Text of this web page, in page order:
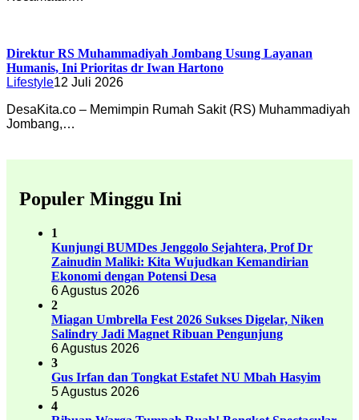
Direktur RS Muhammadiyah Jombang Usung Layanan
Humanis, Ini Prioritas dr Iwan Hartono
Lifestyle12 Juli 2026
DesaKita.co – Memimpin Rumah Sakit (RS) Muhammadiyah
Jombang,…
Populer Minggu Ini
1
Kunjungi BUMDes Jenggolo Sejahtera, Prof Dr
Zainudin Maliki: Kita Wujudkan Kemandirian
Ekonomi dengan Potensi Desa
6 Agustus 2026
2
Miagan Umbrella Fest 2026 Sukses Digelar, Niken
Salindry Jadi Magnet Ribuan Pengunjung
6 Agustus 2026
3
Gus Irfan dan Tongkat Estafet NU Mbah Hasyim
5 Agustus 2026
4